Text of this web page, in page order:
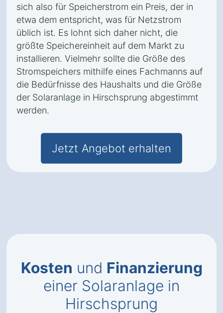
sich also für Speicherstrom ein Preis, der in
etwa dem entspricht, was für Netzstrom
üblich ist. Es lohnt sich daher nicht, die
größte Speichereinheit auf dem Markt zu
installieren. Vielmehr sollte die Größe des
Stromspeichers mithilfe eines Fachmanns auf
die Bedürfnisse des Haushalts und die Größe
der Solaranlage in Hirschsprung abgestimmt
werden.
Jetzt Angebot erhalten
Kosten und Finanzierung
einer Solaranlage in
Hirschsprung